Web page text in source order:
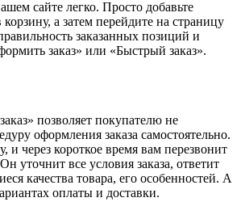
сайте легко. Просто добавьте
а затем перейдите на страницу
заказанных позиций и
заказ» или «Быстрый заказ».
позволяет покупателю не
оформления заказа самостоятельно.
и через короткое время вам перезвонит
уточнит все условия заказа, ответит
качества товара, его особенностей. А
оплаты и доставки.